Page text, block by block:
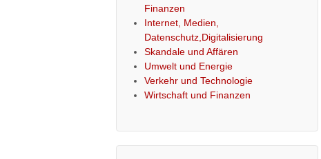
Finanzen
Internet, Medien,
Datenschutz,Digitalisierung
Skandale und Affären
Umwelt und Energie
Verkehr und Technologie
Wirtschaft und Finanzen